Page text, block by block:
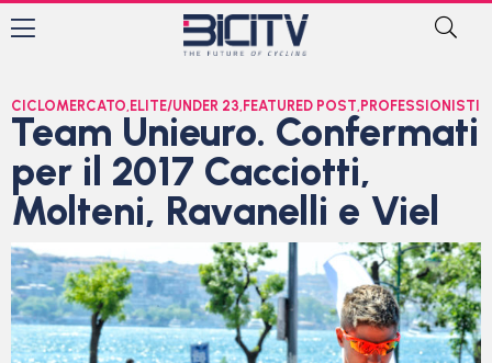
CICLOMERCATO, ELITE/UNDER 23, FEATURED POST, PROFESSIONISTI
Team Unieuro. Confermati
per il 2017 Cacciotti,
Molteni, Ravanelli e Viel